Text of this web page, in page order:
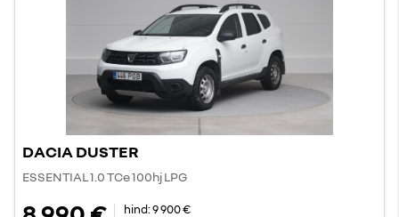
DACIA DUSTER
ESSENTIAL 1.0 TCe 100hj LPG
hind:9 900 €